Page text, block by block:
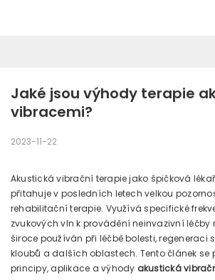
Jaké jsou výhody terapie
vibracemi?
2023-11-22
Akustická vibrační terapie jako špičková
přitahuje v posledních letech velkou
rehabilitační terapie. Využívá specifické
zvukových vln k provádění neinvazivní léčby
široce používán při léčbě bolesti, regeneraci
kloubů a dalších oblastech. Tento článek
principy, aplikace a výhody akustická